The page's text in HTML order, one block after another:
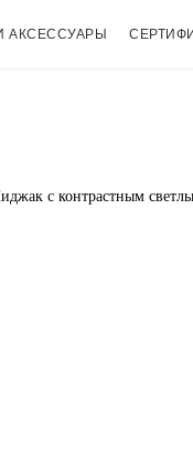
АКСЕССУАРЫ
с контрастным